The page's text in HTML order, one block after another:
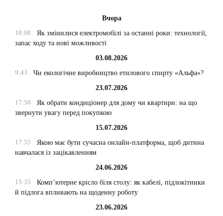
Вчора
18:08
Як змінилися електромобілі за останні роки: технології,
запас ходу та нові можливості
03.08.2026
9:43
Чи екологічне виробництво етилового спирту «Альфа»?
23.07.2026
17:56
Як обрати кондиціонер для дому чи квартири: на що
звернути увагу перед покупкою
15.07.2026
17:55
Якою має бути сучасна онлайн-платформа, щоб дитина
навчалася із зацікавленням
24.06.2026
15:35
Комп’ютерне крісло біля столу: як кабелі, підлокітники
й підлога впливають на щоденну роботу
23.06.2026